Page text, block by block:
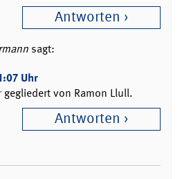
Antworten
sagt:
Uhr
von Ramon Llull.
Antworten